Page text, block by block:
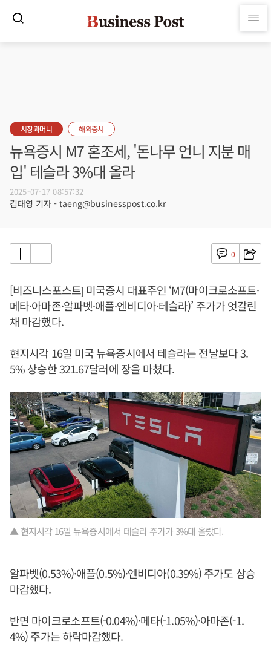
시장과머니 해외증시
뉴욕증시 M7 혼조세, '돈나무 언니 지분 매
입' 테슬라 3%대 올라
2025-07-17 08:57:32
김태영 기자 - taeng@businesspost.co.kr
0
[비즈니스포스트] 미국증시 대표주인 ‘M7(마이크로소프트·
메타·아마존·알파벳·애플·엔비디아·테슬라)’ 주가가 엇갈린
채 마감했다.
현지시각 16일 미국 뉴욕증시에서 테슬라는 전날보다 3.
5% 상승한 321.67달러에 장을 마쳤다.
▲ 현지시각 16일 뉴욕증시에서 테슬라 주가가 3%대 올랐다.
알파벳(0.53%)·애플(0.5%)·엔비디아(0.39%) 주가도 상승
마감했다.
반면 마이크로소프트(-0.04%)·메타(-1.05%)·아마존(-1.
4%) 주가는 하락마감했다.